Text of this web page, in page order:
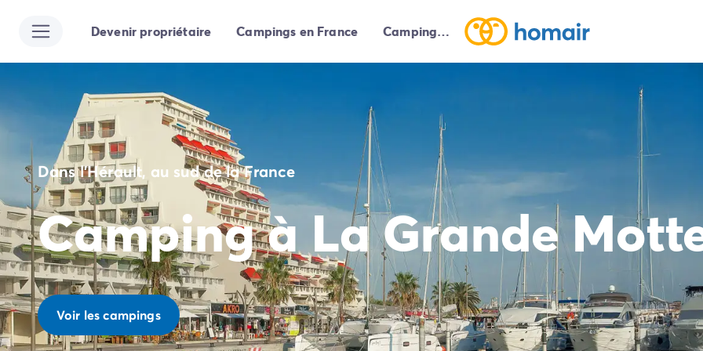
Toutes nos destinations
Camping Bas-Rhin
Camping Strasbourg
Camping Haut-Rhin
Camping Colmar
Camping Aquitaine
Camping Dordogne
Camping Gironde
Camping Arcachon
Camping Bordeaux
Camping Les Landes
Camping Biscarrosse
Camping Hossegor
Camping Messanges
Camping Mimizan
Devenir propriétaire Campings en France Campings autour de moi
Dans l'Hérault, au sud de la France
Camping à La Grande
Voir les campings